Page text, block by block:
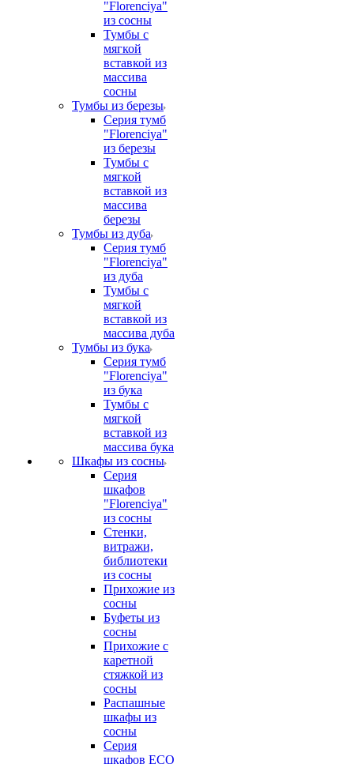
"Florenciya"
из сосны
Тумбы с
мягкой
вставкой из
массива
сосны
Тумбы из березы
Серия тумб
"Florenciya"
из березы
Тумбы с
мягкой
вставкой из
массива
березы
Тумбы из дуба
Серия тумб
"Florenciya"
из дуба
Тумбы с
мягкой
вставкой из
массива дуба
Тумбы из бука
Серия тумб
"Florenciya"
из бука
Тумбы с
мягкой
вставкой из
массива бука
Шкафы из сосны
Серия
шкафов
"Florenciya"
из сосны
Стенки,
витражи,
библиотеки
из сосны
Прихожие из
сосны
Буфеты из
сосны
Прихожие с
каретной
стяжкой из
сосны
Распашные
шкафы из
сосны
Серия
шкафов ECO